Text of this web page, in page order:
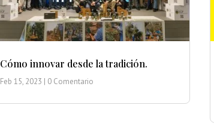
Cómo innovar desde la tradición.
Feb 15, 2023 | 0 Comentario